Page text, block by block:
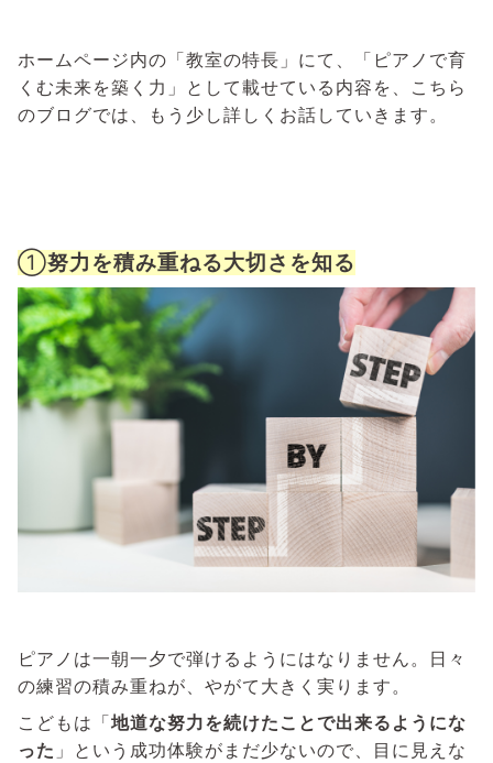
ホームページ内の「教室の特長」にて、「ピアノで育
くむ未来を築く力」として載せている内容を、こちら
のブログでは、もう少し詳しくお話していきます。
①努力を積み重ねる大切さを知る
ピアノは一朝一夕で弾けるようにはなりません。日々
の練習の積み重ねが、やがて大きく実ります。
こどもは「地道な努力を続けたことで出来るようにな
った 」という成功体験がまだ少ないので、目に見えな